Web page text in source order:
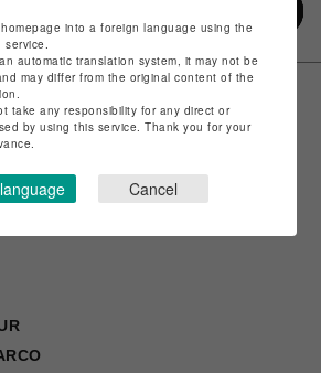
into a foreign language using the
automatic translation system, it may not be
may differ from the original content of the
take any responsibility for any direct or
by using this service. Thank you for your
Cancel